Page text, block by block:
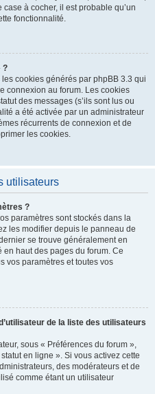
à cocher, il est probable qu’un
fonctionnalité.
?
cookies générés par phpBB 3.3 qui
connexion au forum. Les cookies
des messages (s’ils sont lus ou
a été activée par un administrateur
récurrents de connexion et de
les cookies.
utilisateurs
?
paramètres sont stockés dans la
les modifier depuis le panneau de
se trouve généralement en
en haut des pages du forum. Ce
vos paramètres et toutes vos
de la liste des utilisateurs
sous « Préférences du forum »,
en ligne ». Si vous activez cette
des modérateurs et de
comme étant un utilisateur